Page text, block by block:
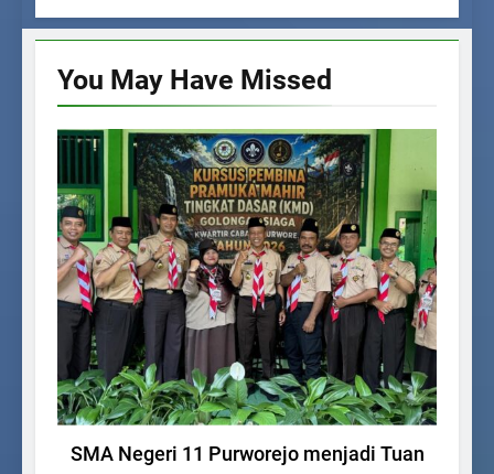
You May Have Missed
UNCATEGORIZED
SMA Negeri 11 Purworejo menjadi Tuan